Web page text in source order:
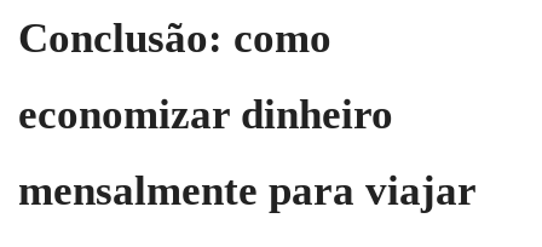
Conclusão: como
economizar dinheiro
mensalmente para viajar